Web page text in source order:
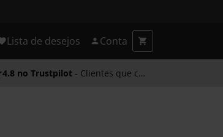
Lista de desejos Conta
4.8 no Trustpilot - Clientes que confiam em nós